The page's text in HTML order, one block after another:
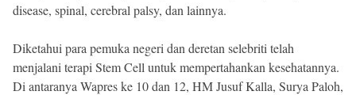
disease, spinal, cerebral palsy, dan lainnya.
Diketahui para pemuka negeri dan deretan selebriti telah
menjalani terapi Stem Cell untuk mempertahankan kesehatannya.
Di antaranya Wapres ke 10 dan 12, HM Jusuf Kalla, Surya Paloh,